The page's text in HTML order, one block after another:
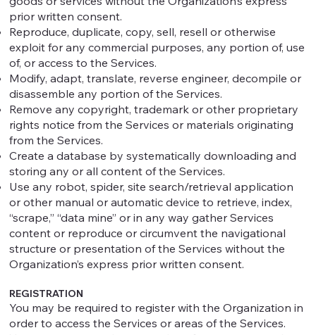
prior written consent.
Reproduce, duplicate, copy, sell, resell or otherwise
exploit for any commercial purposes, any portion of, use
of, or access to the Services.
Modify, adapt, translate, reverse engineer, decompile or
disassemble any portion of the Services.
Remove any copyright, trademark or other proprietary
rights notice from the Services or materials originating
from the Services.
Create a database by systematically downloading and
storing any or all content of the Services.
Use any robot, spider, site search/retrieval application
or other manual or automatic device to retrieve, index,
“scrape,” “data mine” or in any way gather Services
content or reproduce or circumvent the navigational
structure or presentation of the Services without the
Organization’s express prior written consent.
REGISTRATION
You may be required to register with the Organization in
order to access the Services or areas of the Services.